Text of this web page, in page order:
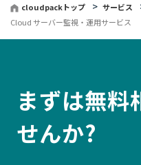
cloudpackトップ サービス
Cloud サーバー監視・運用サービス
まずは無料
せんか?